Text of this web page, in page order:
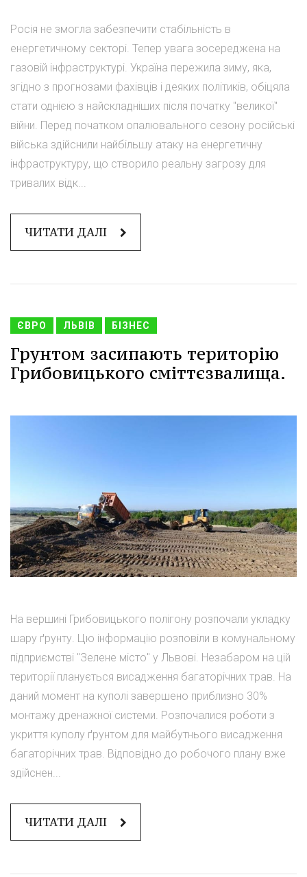
Росія не змогла забезпечити стабільність в
енергетичному секторі. Тепер увага зосереджена на
газовій інфраструктурі. Україна пережила зиму, яка,
згідно з прогнозами фахівців і деяких політиків, обіцяла
стати однією з найскладніших після початку "великої"
війни. Перед початком опалювального сезону російські
війська здійснили найбільшу атаку на енергетичну
інфраструктуру, що створило реальну загрозу для
тривалих відк...
ЧИТАТИ ДАЛІ
ЄВРО ЛЬВІВ БІЗНЕС
Грунтом засипають територію
Грибовицького сміттєзвалища.
На вершині Грибовицького полігону розпочали укладку
шару ґрунту. Цю інформацію розповіли в комунальному
підприємстві "Зелене місто" у Львові. Незабаром на цій
території планується висадження багаторічних трав. На
даний момент на куполі завершено приблизно 30%
монтажу дренажної системи. Розпочалися роботи з
укриття куполу ґрунтом для майбутнього висадження
багаторічних трав. Відповідно до робочого плану вже
здійснен...
ЧИТАТИ ДАЛІ